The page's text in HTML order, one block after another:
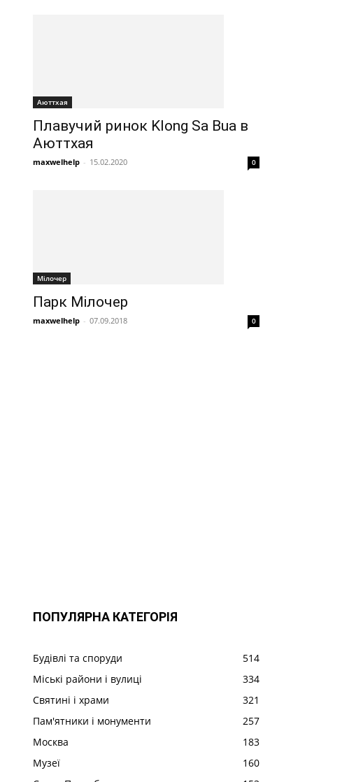
Аюттхая
Плавучий ринок Klong Sa Bua в
Аюттхая
maxwelhelp - 15.02.2020 0
Мілочер
Парк Мілочер
maxwelhelp - 07.09.2018 0
ПОПУЛЯРНА КАТЕГОРІЯ
Будівлі та споруди
514
Міські райони і вулиці
334
Святині і храми
321
Пам'ятники і монументи
257
Москва
183
Музеї
160